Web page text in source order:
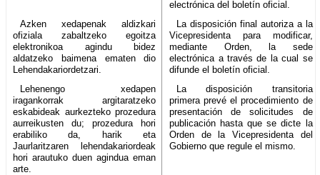
electrónica del boletín oficial.
Azken xedapenak aldizkari
ofiziala zabaltzeko egoitza
elektronikoa agindu bidez
aldatzeko baimena ematen dio
Lehendakariordetzari.
La disposición final autoriza a la
Vicepresidenta para modificar,
mediante Orden, la sede
electrónica a través de la cual se
difunde el boletín oficial.
Lehenengo xedapen
iragankorrak argitaratzeko
eskabideak aurkezteko prozedura
aurreikusten du; prozedura hori
erabiliko da, harik eta
Jaurlaritzaren lehendakariordeak
hori arautuko duen agindua eman
arte.
La disposición transitoria
primera prevé el procedimiento de
presentación de solicitudes de
publicación hasta que se dicte la
Orden de la Vicepresidenta del
Gobierno que regule el mismo.